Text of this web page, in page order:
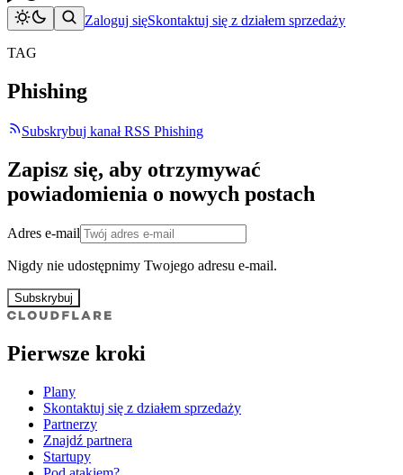
Zaloguj sięSkontaktuj się z działem sprzedaży
TAG
Phishing
Subskrybuj kanał RSS Phishing
Zapisz się, aby otrzymywać
powiadomienia o nowych postach
Adres e-mail
Nigdy nie udostępnimy Twojego adresu e-mail.
Subskrybuj
Pierwsze kroki
Plany
Skontaktuj się z działem sprzedaży
Partnerzy
Znajdź partnera
Startupy